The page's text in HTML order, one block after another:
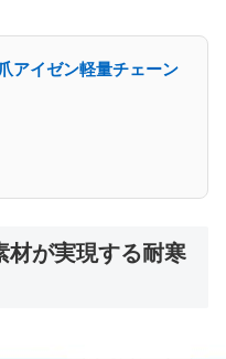
アイゼン軽量チェーン
材が実現する耐寒